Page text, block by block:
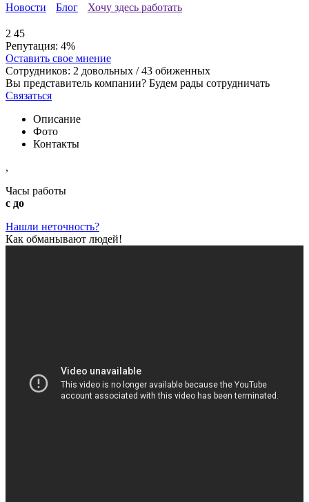
Новости Блог Хочу здесь работать
2 45
Репутация: 4%
Оставить свое мнение
Сотрудников: 2 довольных /43 обиженных
Вы представитель компании? Будем рады сотрудничать
Связаться
Описание
Фото
Контакты
,
Часы работы
с до
Нашли неточность?
Как обманывают людей!